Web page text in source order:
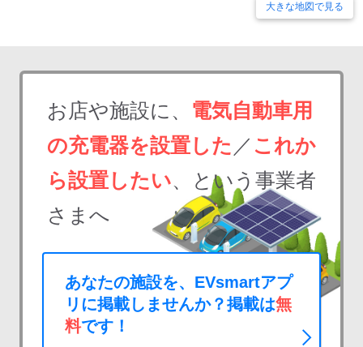
大きな地図で見る
お店や施設に、 電気自動車用
の充電器を設置した ／ これか
ら設置したい、という事業者
さまへ
あなたの施設を、EVsmartアプ
リに掲載しませんか？掲載は無
料です！